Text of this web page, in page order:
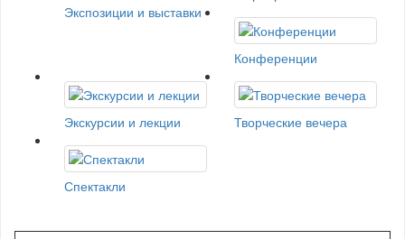
Экспозиции и выставки
Конференции
Экскурсии и лекции Творческие вечера
Спектакли